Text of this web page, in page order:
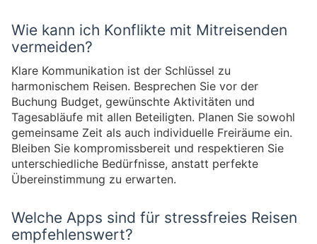
Wie kann ich Konflikte mit Mitreisenden
vermeiden?
Klare Kommunikation ist der Schlüssel zu
harmonischem Reisen. Besprechen Sie vor der
Buchung Budget, gewünschte Aktivitäten und
Tagesabläufe mit allen Beteiligten. Planen Sie sowohl
gemeinsame Zeit als auch individuelle Freiräume ein.
Bleiben Sie kompromissbereit und respektieren Sie
unterschiedliche Bedürfnisse, anstatt perfekte
Übereinstimmung zu erwarten.
Welche Apps sind für stressfreies Reisen
empfehlenswert?